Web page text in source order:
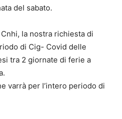
del sabato.
la nostra richiesta di
di Cig- Covid delle
tra 2 giornate di ferie a
varrà per l’intero periodo di